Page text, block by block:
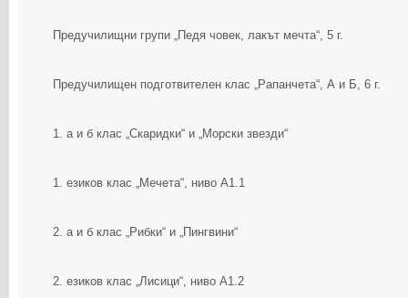
Предучилищни групи „Педя човек, лакът мечта“, 5 г.
Предучилищен подготвителен клас „Рапанчета“, А и Б, 6 г.
1. а и б клас „Скаридки“ и „Морски звезди“
1. езиков клас „Мечета“, ниво А1.1
2. а и б клас „Рибки“ и „Пингвини“
2. езиков клас „Лисици“, ниво А1.2